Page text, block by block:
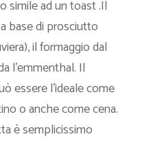
simile ad un toast .Il
base di prosciutto
il formaggio dal
l’emmenthal. Il
essere l’ideale come
o anche come cena.
è semplicissimo